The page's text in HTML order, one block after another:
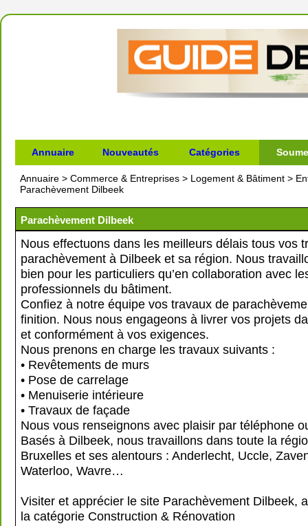
Annuaire Nouveautés Catégories
Annuaire > Commerce & Entreprises > Logement & Bâtiment >
Parachèvement Dilbeek
Parachèvement Dilbeek
Nous effectuons dans les meilleurs délais tous vos
parachèvement à Dilbeek et sa région. Nous
bien pour les particuliers qu’en collaboration avec
professionnels du bâtiment.
Confiez à notre équipe vos travaux de
finition. Nous nous engageons à livrer vos projets
et conformément à vos exigences.
Nous prenons en charge les travaux suivants :
• Revêtements de murs
• Pose de carrelage
• Menuiserie intérieure
• Travaux de façade
Nous vous renseignons avec plaisir par téléphone
Basés à Dilbeek, nous travaillons dans toute la
Bruxelles et ses alentours : Anderlecht, Uccle,
Waterloo, Wavre…
Visiter et apprécier le site Parachèvement Dilbeek,
la catégorie Construction & Rénovation